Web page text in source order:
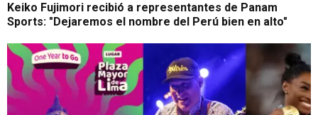
Keiko Fujimori recibió a representantes de Panam
Sports: "Dejaremos el nombre del Perú bien en alto"